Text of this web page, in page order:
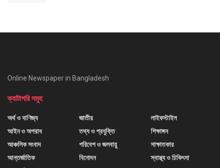
Online Newspaper in Bangladesh
ক্যাটাগরি সমুহ
অর্থ ও বাণিজ্য
আইন ও অপরাধ
আঞ্চলিক সংবাদ
আন্তর্জাতিক
জাতীয়
তথ্য ও প্রযুক্তি
পরিবেশ ও জলবায়ু
বিনোদন
লাইফস্টাইল
শিক্ষাঙ্গন
সাক্ষাতকার
স্বাস্থ্য ও চিকিৎসা